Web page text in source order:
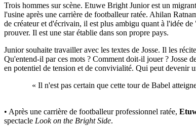
Trois hommes sur scène. Etuwe Bright Junior est un
l'usine après une carrière de footballeur ratée. Ahilan
de créateur et d'écrivain, il est plus ambigu quant à l'idée
prouver. Il est une star établie dans son propre pays.
Junior souhaite travailler avec les textes de Josse. Il les
Qu'entend-il par ces mots ? Comment doit-il jouer ? Josse
en potentiel de tension et de convivialité. Qui peut devenir
« Il n'est pas certain que cette tour de Babel
• Après une carrière de footballeur professionnel ratée,
spectacle Look on the Bright Side.